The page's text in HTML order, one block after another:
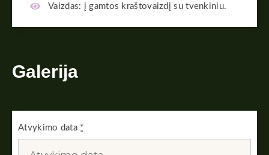
Vaizdas: į gamtos kraštovaizdį su tvenkiniu.
Galerija
Atvykimo data *